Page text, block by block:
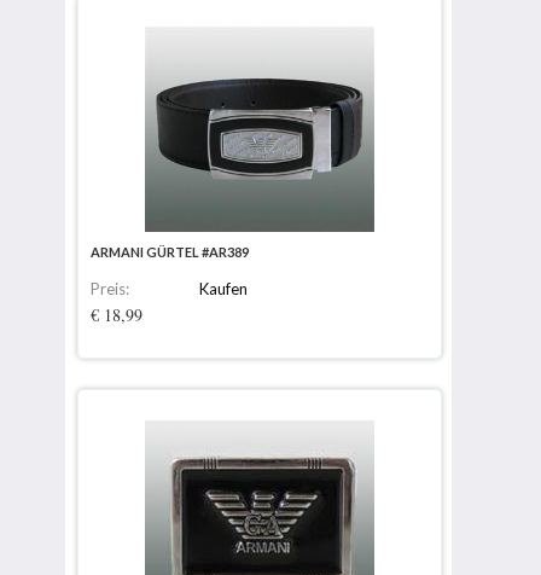
ARMANI GÜRTEL #AR389
Preis:
€ 18,99
Kaufen